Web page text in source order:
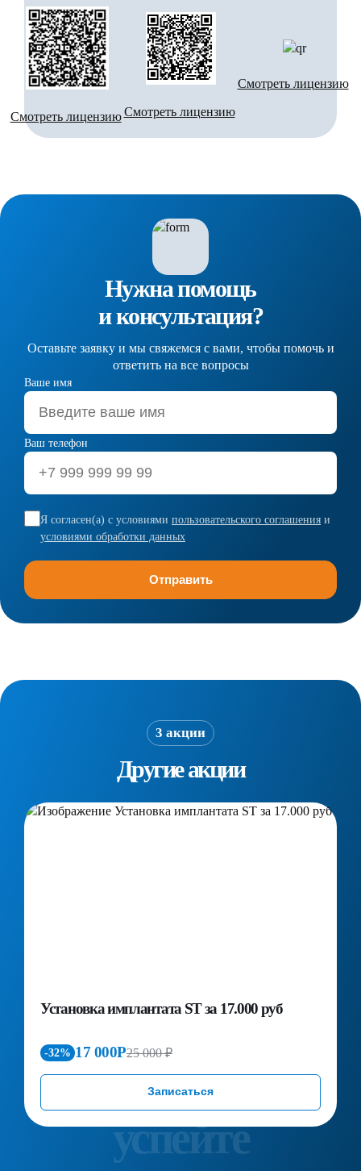
Смотреть лицензию Смотреть лицензию
Смотреть лицензию
Нужна помощь
и консультация?
Оставьте заявку и мы свяжемся с вами, чтобы помочь и
ответить на все вопросы
Ваше имя
Ваш телефон
Я согласен(а) с условиями пользовательского соглашения и
условиями обработки данных
3 акции
Другие акции
Установка имплантата ST за 17.000 руб
-32% 17 000Р25 000 ₽
Записаться